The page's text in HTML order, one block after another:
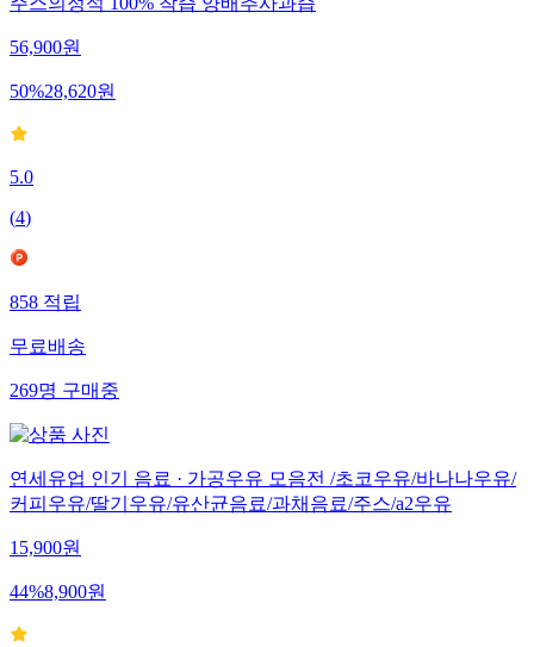
주스의정석 100% 착즙 양배추사과즙
56,900원
50%28,620원
5.0
(4)
858적립
무료배송
269명구매중
연세유업 인기 음료 · 가공우유 모음전 /초코우유/바나나우유/
커피우유/딸기우유/유산균음료/과채음료/주스/a2우유
15,900원
44%8,900원